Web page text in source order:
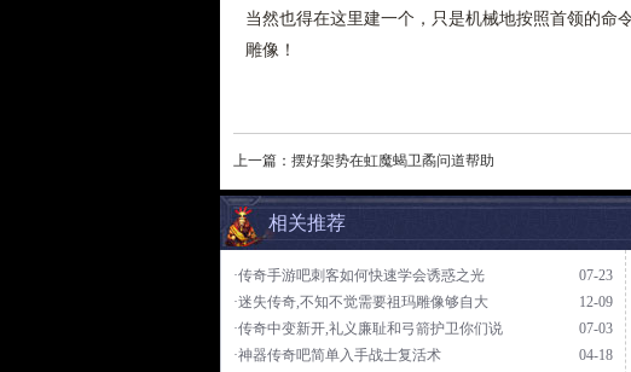
当然也得在这里建一个，只是机械地按照首领的命
雕像！
上一篇： 摆好架势在虹魔蝎卫矞问道帮助
相关推荐
07-23
·传奇手游吧刺客如何快速学会诱惑之光
12-09
·迷失传奇,不知不觉需要祖玛雕像够自大
07-03
·传奇中变新开,礼义廉耻和弓箭护卫你们说
04-18
·神器传奇吧简单入手战士复活术